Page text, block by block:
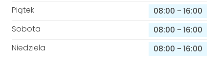
Piątek
08:00 - 16:00
Sobota
08:00 - 16:00
Niedziela
08:00 - 16:00